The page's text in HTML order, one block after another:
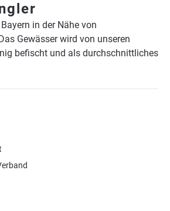
in der Nähe von
Gewässer wird von unseren
befischt und als durchschnittliches